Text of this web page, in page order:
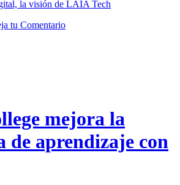
tu Comentario
mejora la
de aprendizaje con